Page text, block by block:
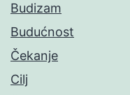
Budizam
Budućnost
Čekanje
Cilj